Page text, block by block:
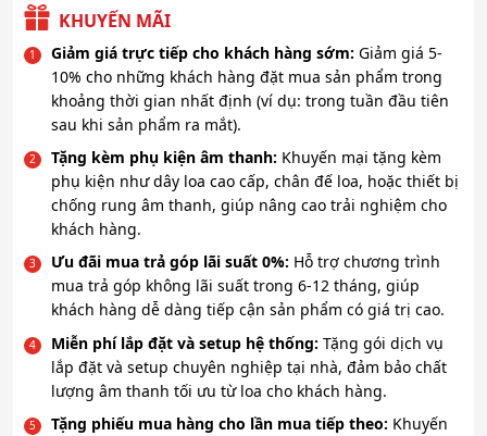
KHUYẾN MÃI
Giảm giá trực tiếp cho khách hàng sớm: Giảm giá 5-
10% cho những khách hàng đặt mua sản phẩm trong
khoảng thời gian nhất định (ví dụ: trong tuần đầu tiên
sau khi sản phẩm ra mắt).
Tặng kèm phụ kiện âm thanh: Khuyến mại tặng kèm
phụ kiện như dây loa cao cấp, chân đế loa, hoặc thiết bị
chống rung âm thanh, giúp nâng cao trải nghiệm cho
khách hàng.
Ưu đãi mua trả góp lãi suất 0%: Hỗ trợ chương trình
mua trả góp không lãi suất trong 6-12 tháng, giúp
khách hàng dễ dàng tiếp cận sản phẩm có giá trị cao.
Miễn phí lắp đặt và setup hệ thống: Tặng gói dịch vụ
lắp đặt và setup chuyên nghiệp tại nhà, đảm bảo chất
lượng âm thanh tối ưu từ loa cho khách hàng.
Tặng phiếu mua hàng cho lần mua tiếp theo: Khuyến